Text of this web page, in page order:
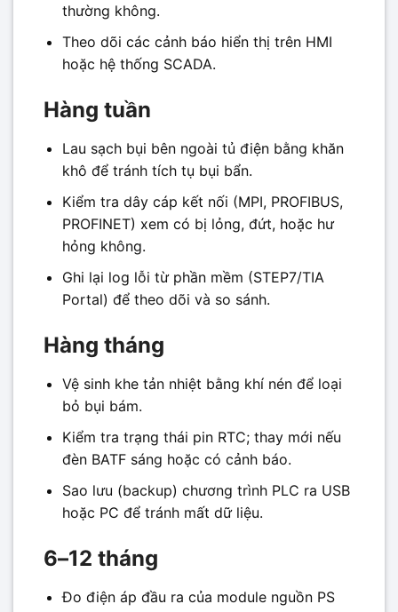
thường không.
Theo dõi các cảnh báo hiển thị trên HMI
hoặc hệ thống SCADA.
Hàng tuần
Lau sạch bụi bên ngoài tủ điện bằng khăn
khô để tránh tích tụ bụi bẩn.
Kiểm tra dây cáp kết nối (MPI, PROFIBUS,
PROFINET) xem có bị lỏng, đứt, hoặc hư
hỏng không.
Ghi lại log lỗi từ phần mềm (STEP7/TIA
Portal) để theo dõi và so sánh.
Hàng tháng
Vệ sinh khe tản nhiệt bằng khí nén để loại
bỏ bụi bám.
Kiểm tra trạng thái pin RTC; thay mới nếu
đèn BATF sáng hoặc có cảnh báo.
Sao lưu (backup) chương trình PLC ra USB
hoặc PC để tránh mất dữ liệu.
6–12 tháng
Đo điện áp đầu ra của module nguồn PS